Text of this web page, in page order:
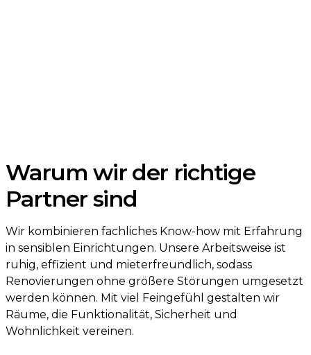
Warum wir der richtige
Partner sind
Wir kombinieren fachliches Know-how mit Erfahrung
in sensiblen Einrichtungen. Unsere Arbeitsweise ist
ruhig, effizient und mieterfreundlich, sodass
Renovierungen ohne größere Störungen umgesetzt
werden können. Mit viel Feingefühl gestalten wir
Räume, die Funktionalität, Sicherheit und
Wohnlichkeit vereinen.